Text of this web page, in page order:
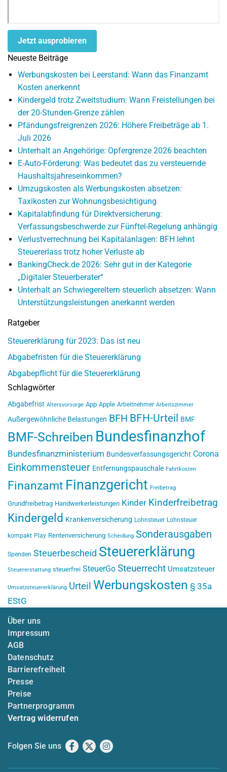
Jetzt ausprobieren
Neueste Beiträge
Werbungskosten bei Leerstand: Wann das Finanzamt
Kosten anerkennt
Kindergeld trotz Zweitstudium: Wann Freistellungen bei
der 20-Stunden-Grenze zählen
Pfändungsfreigrenzen 2026: Höhere Freibeträge ab 1.
Juli 2026
Unterhalt an Angehörige: Opfergrenze 2026 beachten
E-Auto-Förderung: Was bedeutet das zu versteuernde
Haushaltsjahreseinkommen?
Umzugskosten als Werbungskosten absetzen:
Taxikosten zur Wohnungsbesichtigung
Kapitalabfindung für Direktversicherung:
Verfassungsbeschwerde zur Fünftel-Regelung anhängig
Verlustverrechnung bei Kapitalanlagen: BFH lehnt
Steuererlass trotz hoher Verluste ab
BankingCheck.de 2026: Sehr gut in der Kategorie
„Digitaler Steuerberater“
Unterhalt an Schwiegereltern steuerlich absetzen: Wann
Unterstützungsleistungen anerkannt werden
Ratgeber
Steuererklärung für 2023: Das ist neu
Abgabefristen für die Steuererklärung
Abgabepflicht für die Steuererklärung
Schlagwörter
Abgabefrist Altersvorsorge App Apple Arbeitnehmer Arbeitszimmer
Außergewöhnliche Belastungen BFH BFH-Urteil BMF
BMF-Schreiben Bundesfinanzhof
Bundesfinanzministerium Bundesverfassungsgericht Corona
Einkommensteuer Entfernungspauschale Fahrtkosten
Finanzamt Finanzgericht Freibetrag
Grundfreibetrag Handwerkerleistungen Kinder Kinderfreibetrag
Kindergeld Krankenversicherung Lohnsteuer Lohnsteuer
kompakt Play Rentenversicherung Scheidung Sonderausgaben
Spenden Steuerbescheid Steuererklärung
Steuererstattung steuerfrei SteuerGo Steuerrecht Umsatzsteuer
Umsatzsteuererklärung Urteil Werbungskosten § 35a
EStG
Über uns
Impressum
AGB
Datenschutz
Barrierefreiheit
Presse
Preise
Partnerprogramm
Vertrag widerrufen
Folgen Sie uns Facebook
X Instagram